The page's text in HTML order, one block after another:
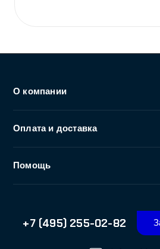
© 2026 ООО "АББРО", Все права
защищены в соответствии с
правообладателя